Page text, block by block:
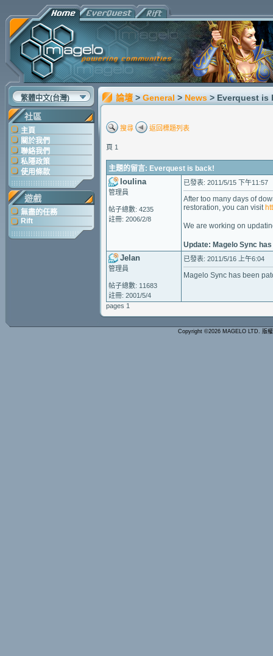
繁體中文(台灣)
社區
主頁
關於我們
聯絡我們
私隱政策
使用條款
遊戲
無盡的任務
Rift
論壇 > General > News > Everquest is
搜尋 返回標題列表
頁 1
主題的留言: Everquest is back!
loulina
管理員
帖子總數: 4235
註冊: 2006/2/8
已發表: 2011/5/15 下午11:57
After too many days of
restoration, you can visit
We are working on
Update: Magelo Sync
Jelan
管理員
帖子總數: 11683
註冊: 2001/5/4
已發表: 2011/5/16 上午6:04
Magelo Sync has been
pages 1
Copyright ©2026 MAGELO LTD. 版